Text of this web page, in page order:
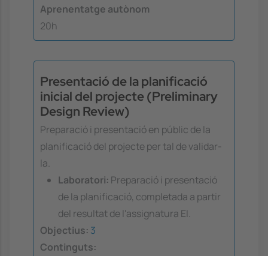
Aprenentatge autònom
20h
Presentació de la planificació
inicial del projecte (Preliminary
Design Review)
Preparació i presentació en públic de la
planificació del projecte per tal de validar-
la.
Laboratori: Preparació i presentació
de la planificació, completada a partir
del resultat de l'assignatura EI.
Objectius: 3
Continguts: